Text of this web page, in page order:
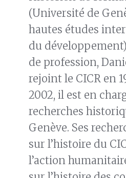
(Université de
hautes études
du
de profession,
rejoint le CICR en
2002, il est en
recherches
Genève. Ses
sur l’histoire du
l’action